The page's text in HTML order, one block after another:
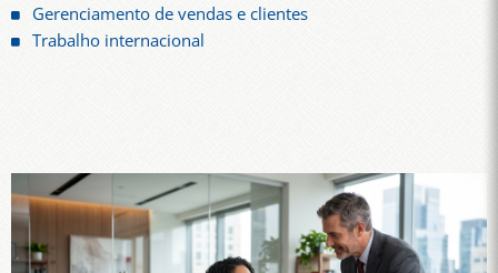
Gerenciamento de vendas e clientes
Trabalho internacional